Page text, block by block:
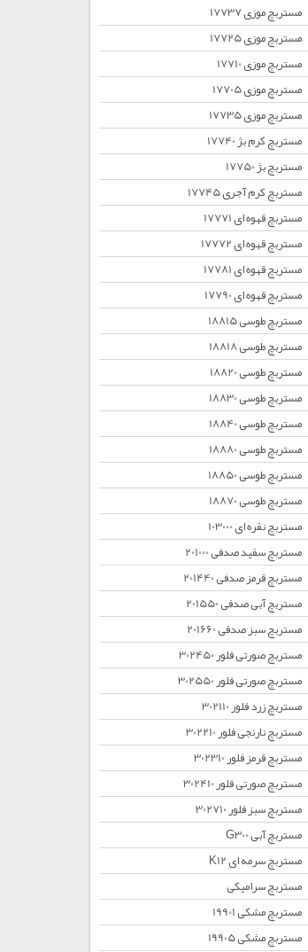
مستربچ موزی 17737
مستربچ موزی 17725
مستربچ موزی 17710
مستربچ موزی 17705
مستربچ موزی 17735
مستربچ کرم بژ 17740
مستربچ بژ 17750
مستربچ کرم آجری 17745
مستربچ قهوه ای 17771
مستربچ قهوه ای 17772
مستربچ قهوه ای 17781
مستربچ قهوه ای 17790
مستربچ طوسی 18815
مستربچ طوسی 18818
مستربچ طوسی 18820
مستربچ طوسی 18830
مستربچ طوسی 18840
مستربچ طوسی 18880
مستربچ طوسی 18850
مستربچ طوسی 18870
مستربچ نقره ای 103000
مستربچ سفید صدفی 201000
مستربچ قرمز صدفی 201440
مستربچ آبی صدفی 201550
مستربچ سبز صدفی 201660
مستربچ صورتی فلور 302450
مستربچ صورتی فلور 302550
مستربچ زرد فلور 302110
مستربچ نارنجی فلور 302210
مستربچ قرمز فلور 302310
مستربچ صورتی فلور 302410
مستربچ سبز فلور 302710
مستربچ آبی G300
مستربچ سرمه ای K12
مستربچ سرامیکی
مستربچ مشکی 19901
مستربچ مشکی 19905